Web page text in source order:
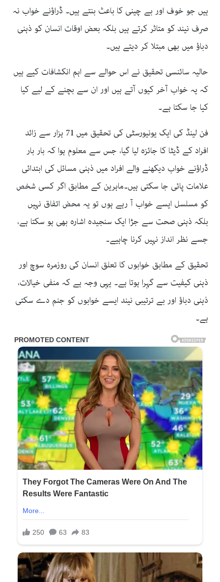
ہیں جو خوف اور بے چینی کا باعث بنتے ہیں۔ ڈراؤنے خواب نہ
صرف نیند کو متاثر کرتے ہیں بلکہ بعض اوقات انسان کو ذہنی
دباؤ میں بھی مبتلا کر دیتے ہیں۔
حالیہ سائنسی تحقیق نے اس حوالے سے اہم انکشافات کیے ہیں
کہ یہ خواب آخر کیوں آتے ہیں اور ان سے بچنے کے لیے کیا
کیا جا سکتا ہے۔
فن لینڈ کی ایک یونیورسٹی کی تحقیق میں 71 ہزار سے زائد
افراد کے ڈیٹا کا جائزہ لیا گیا، جس سے معلوم ہوا کہ بار بار
ڈراؤنے خواب دیکھنے والے افراد میں ذہنی مسائل کی ابتدائی
علامات پائی جا سکتی ہیں۔ماہرین کے مطابق اگر کسی شخص
کو مسلسل ایسے خواب آ رہے ہوں تو یہ محض اتفاق نہیں
بلکہ ذہنی صحت سے جڑا ایک سنجیدہ اشارہ بھی ہو سکتا ہے،
جسے نظر انداز نہیں کرنا چاہیے۔
تحقیق کے مطابق خوابوں کا تعلق انسان کی روزمرہ سوچ اور
ذہنی کیفیت سے گہرا ہوتا ہے۔ یہی وجہ ہے کہ منفی خیالات،
ذہنی دباؤ اور بے ترتیبی نیند ایسے خوابوں کو جنم دے سکتی
ہے۔